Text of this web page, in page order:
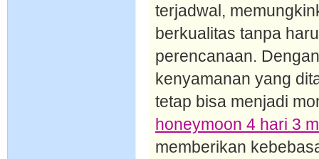
terjadwal,
berkualitas tanpa
perencanaan.
kenyamanan yang
tetap bisa menjadi
honeymoon 4 hari 3
memberikan